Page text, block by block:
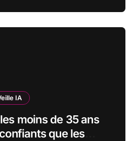
IA
moins de 35 ans
que les